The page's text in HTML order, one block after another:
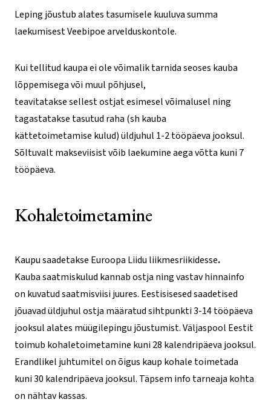
Leping jõustub alates tasumisele kuuluva summa
laekumisest Veebipoe arvelduskontole.
Kui tellitud kaupa ei ole võimalik tarnida seoses kauba
lõppemisega või muul põhjusel,
teavitatakse sellest ostjat esimesel võimalusel ning
tagastatakse tasutud raha (sh kauba
kättetoimetamise kulud) üldjuhul 1-2 tööpäeva jooksul.
Sõltuvalt makseviisist võib laekumine aega võtta kuni 7
tööpäeva.
Kohaletoimetamine
Kaupu saadetakse Euroopa Liidu liikmesriikidesse.
Kauba saatmiskulud kannab ostja ning vastav hinnainfo
on kuvatud saatmisviisi juures. Eestisisesed saadetised
jõuavad üldjuhul ostja määratud sihtpunkti 3-14 tööpäeva
jooksul alates müügilepingu jõustumist. Väljaspool Eestit
toimub kohaletoimetamine kuni 28 kalendripäeva jooksul.
Erandlikel juhtumitel on õigus kaup kohale toimetada
kuni 30 kalendripäeva jooksul. Täpsem info tarneaja kohta
on nähtav kassas.